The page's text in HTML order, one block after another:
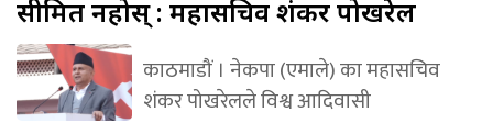
सीमित नहोस् : महासचिव शंकर पोखरेल
काठमाडौं । नेकपा (एमाले) का महासचिव
शंकर पोखरेलले विश्व आदिवासी